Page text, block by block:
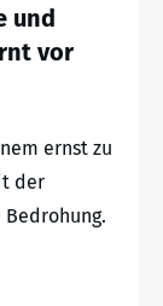
und
vor
ernst zu
der